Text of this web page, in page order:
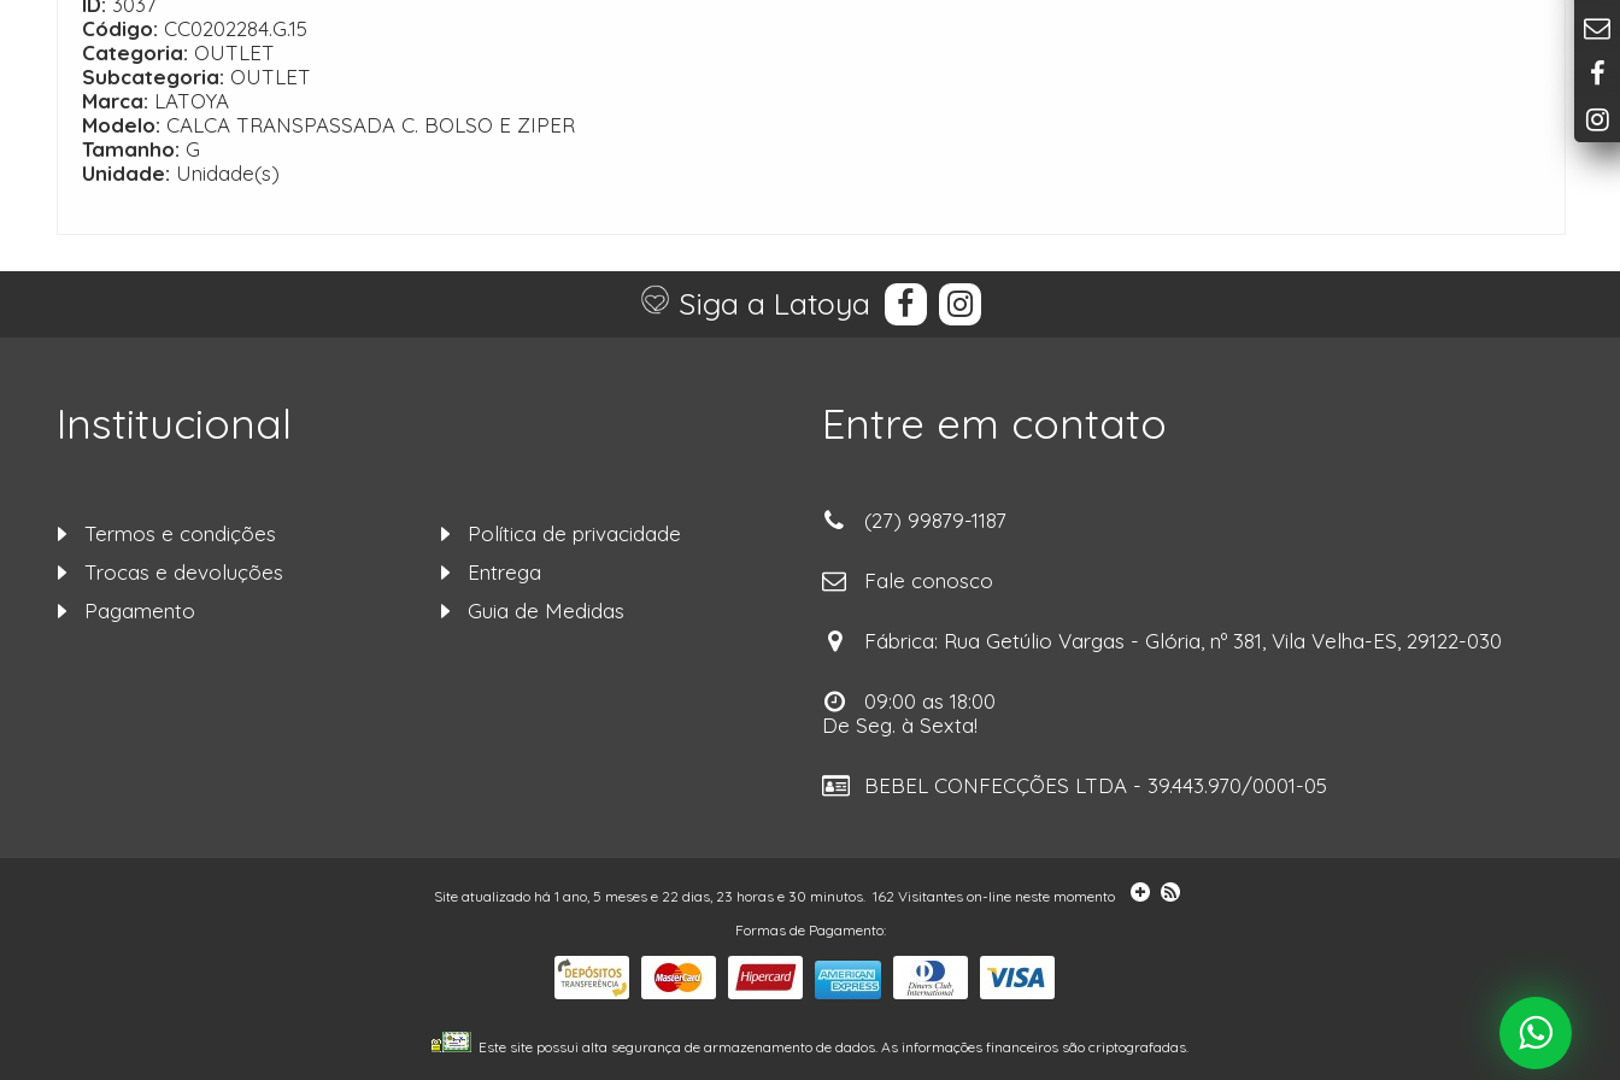
Código: CC0202284.G.15
Categoria: OUTLET
Subcategoria: OUTLET
Marca: LATOYA
Modelo: CALCA TRANSPASSADA C. BOLSO E ZIPER
Tamanho: G
Unidade: Unidade(s)
Siga a Latoya
Institucional
Termos e condições
Política de privacidade
Trocas e devoluções
Entrega
Pagamento
Guia de Medidas
Entre em contato
(27) 99879-1187
Fale conosco
Fábrica: Rua Getúlio Vargas - Glória, nº 381, Vila Velha-ES, 29122-030
09:00 as 18:00
De Seg. à Sexta!
BEBEL CONFECÇÕES LTDA - 39.443.970/0001-05
Site atualizado há 1 ano, 5 meses e 22 dias, 23 horas e 30 minutos. 162 Visitantes on-line neste momento
Formas de Pagamento:
Este site possui alta segurança de armazenamento de dados. As informações financeiros são criptografadas.